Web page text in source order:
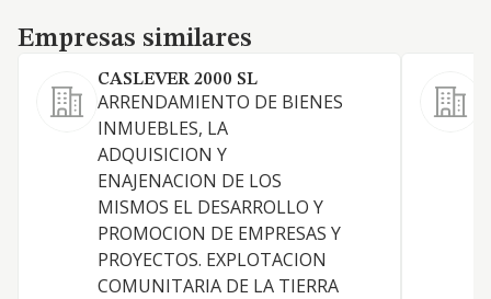
Empresas similares
Empresas similares
CASLEVER 2000 SL
ARRENDAMIENTO DE BIENES
INMUEBLES, LA
ADQUISICION Y
ENAJENACION DE LOS
MISMOS EL DESARROLLO Y
PROMOCION DE EMPRESAS Y
PROYECTOS. EXPLOTACION
COMUNITARIA DE LA TIERRA